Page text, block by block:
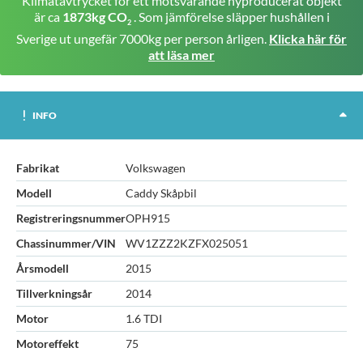
är ca 1873kg CO2 . Som jämförelse släpper hushållen i
Sverige ut ungefär 7000kg per person årligen. Klicka här för
att läsa mer
INFO
Fabrikat
Volkswagen
Modell
Caddy Skåpbil
RegistreringsnummerOPH915
Chassinummer/VIN
WV1ZZZ2KZFX025051
Årsmodell
2015
Tillverkningsår
2014
Motor
1.6 TDI
Motoreffekt
75